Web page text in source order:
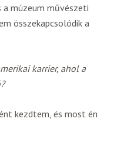
múzeum művészeti
összekapcsolódik a
karrier, ahol a
kezdtem, és most én